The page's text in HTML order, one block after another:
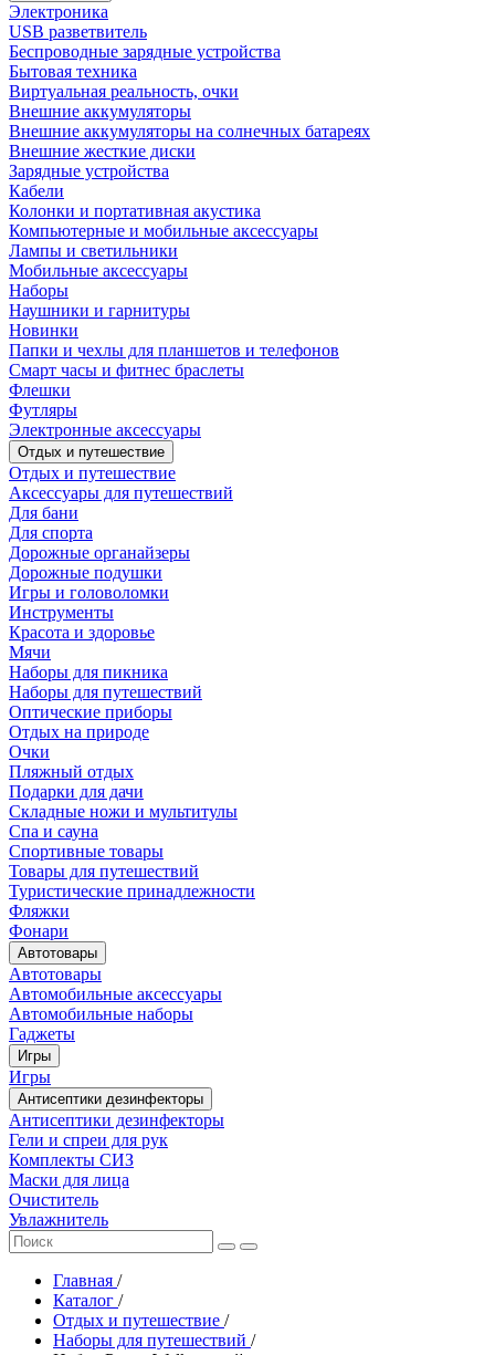
Электроника
USB разветвитель
Беспроводные зарядные устройства
Бытовая техника
Виртуальная реальность, очки
Внешние аккумуляторы
Внешние аккумуляторы на солнечных батареях
Внешние жесткие диски
Зарядные устройства
Кабели
Колонки и портативная акустика
Компьютерные и мобильные аксессуары
Лампы и светильники
Мобильные аксессуары
Наборы
Наушники и гарнитуры
Новинки
Папки и чехлы для планшетов и телефонов
Смарт часы и фитнес браслеты
Флешки
Футляры
Электронные аксессуары
Отдых и путешествие
Отдых и путешествие
Аксессуары для путешествий
Для бани
Для спорта
Дорожные органайзеры
Дорожные подушки
Игры и головоломки
Инструменты
Красота и здоровье
Мячи
Наборы для пикника
Наборы для путешествий
Оптические приборы
Отдых на природе
Очки
Пляжный отдых
Подарки для дачи
Складные ножи и мультитулы
Спа и сауна
Спортивные товары
Товары для путешествий
Туристические принадлежности
Фляжки
Фонари
Автотовары
Автотовары
Автомобильные аксессуары
Автомобильные наборы
Гаджеты
Игры
Игры
Антисептики дезинфекторы
Антисептики дезинфекторы
Гели и спреи для рук
Комплекты СИЗ
Маски для лица
Очиститель
Увлажнитель
Главная /
Каталог /
Отдых и путешествие /
Наборы для путешествий /